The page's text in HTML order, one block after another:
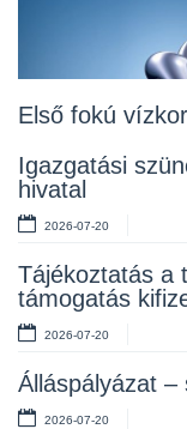
Első fokú
Igazgatási
hivatal
2026-07-20
Tájékoztatás a
támogatás
2026-07-20
Álláspályázat –
2026-07-20
Lakossági
2026-07-10
Rendelet
2026-07-10
Álláspályázat –
2026-07-06